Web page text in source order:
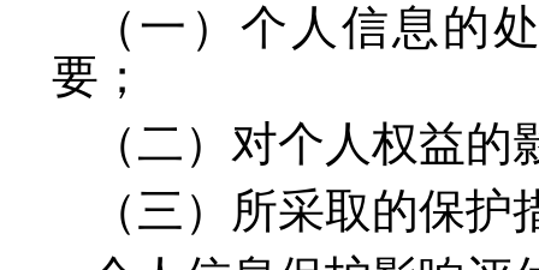
（一）个人信息的
要；
（二）对个人权益
（三）所采取的保